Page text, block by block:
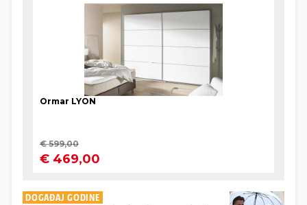
DOGAĐAJ GODINE